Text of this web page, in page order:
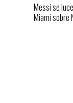
Messi se
Miami sobre